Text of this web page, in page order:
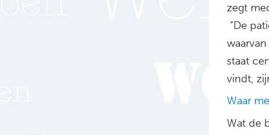
zegt
“De
staat
vindt,
Waar
Wat de